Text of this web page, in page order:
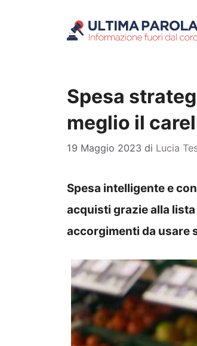
Spesa
meglio il
19 Maggio 2023 di Lucia
Spesa intelligente e
acquisti grazie alla
accorgimenti da usare